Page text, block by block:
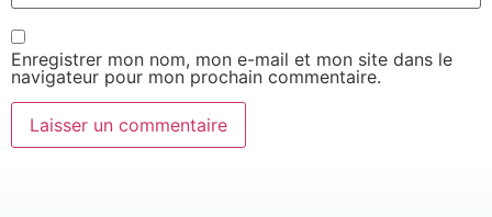
Enregistrer mon nom, mon e-mail et mon site dans le
navigateur pour mon prochain commentaire.